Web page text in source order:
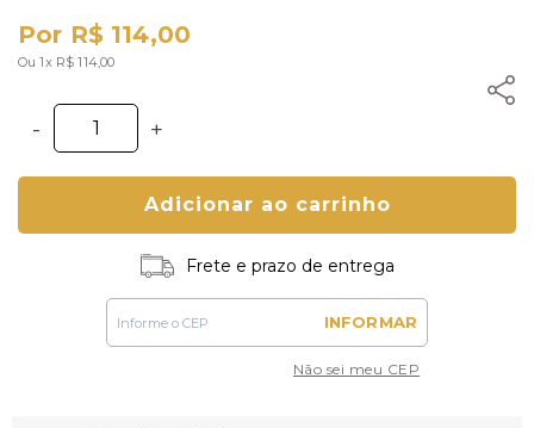
Por R$ 114,00
Ou 1x R$ 114,00
- +
Adicionar ao carrinho
Frete e prazo de entrega
INFORMAR
Não sei meu CEP